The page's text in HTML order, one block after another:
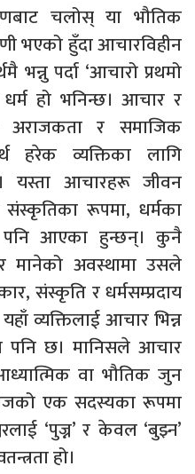
चलोस्‌ या भौतिक
भएको हुँदा आचारविहीन
पर्दा ‘आचारो प्रथमो
हो भनिन्छ। आचार र
अराजकता र समाजिक
हरेक व्यक्तिका लागि
यस्ता आचारहरू जीवन
रूपमा, धर्मका
आएका हुन्छन्। कुनै
मानेको अवस्थामा उसले
संस्कृति र धर्मसम्प्रदाय
व्यक्तिलाई आचार भिन्न
पनि छ। मानिसले आचार
वा भौतिक जुन
एक सदस्यका रूपमा
‘पुज्न’ र केवल ‘बुझ्न’
हो।